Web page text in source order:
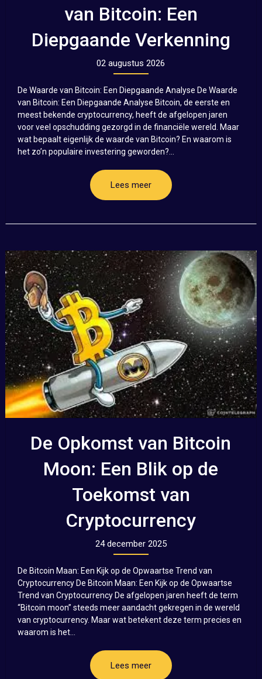
van Bitcoin: Een
Diepgaande Verkenning
02 augustus 2026
De Waarde van Bitcoin: Een Diepgaande Analyse De Waarde
van Bitcoin: Een Diepgaande Analyse Bitcoin, de eerste en
meest bekende cryptocurrency, heeft de afgelopen jaren
voor veel opschudding gezorgd in de financiële wereld. Maar
wat bepaalt eigenlijk de waarde van Bitcoin? En waarom is
het zo’n populaire investering geworden?...
Lees meer
De Opkomst van Bitcoin
Moon: Een Blik op de
Toekomst van
Cryptocurrency
24 december 2025
De Bitcoin Maan: Een Kijk op de Opwaartse Trend van
Cryptocurrency De Bitcoin Maan: Een Kijk op de Opwaartse
Trend van Cryptocurrency De afgelopen jaren heeft de term
“Bitcoin moon” steeds meer aandacht gekregen in de wereld
van cryptocurrency. Maar wat betekent deze term precies en
waarom is het...
Lees meer